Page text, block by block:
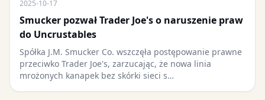
2025-10-17
Smucker pozwał Trader Joe's o naruszenie praw
do Uncrustables
Spółka J.M. Smucker Co. wszczęła postępowanie prawne
przeciwko Trader Joe's, zarzucając, że nowa linia
mrożonych kanapek bez skórki sieci s…